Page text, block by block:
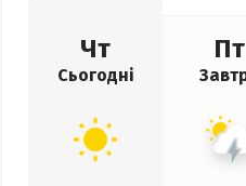
Чт
Сьогодні
Пт